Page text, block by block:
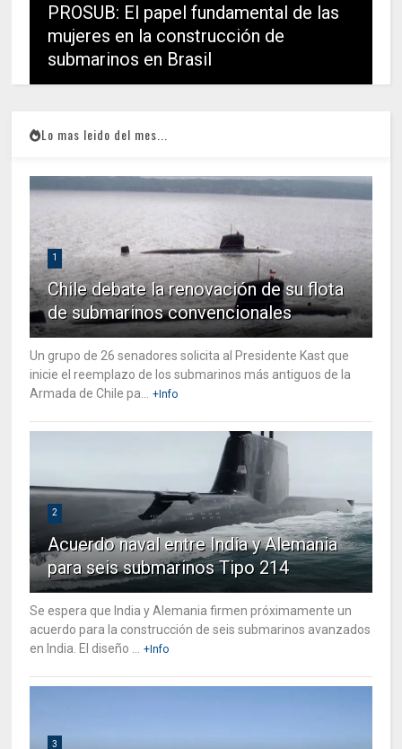
PROSUB: El papel fundamental de las
mujeres en la construcción de
submarinos en Brasil
Lo mas leido del mes...
1
Chile debate la renovación de su flota
de submarinos convencionales
Un grupo de 26 senadores solicita al Presidente Kast que
inicie el reemplazo de los submarinos más antiguos de la
Armada de Chile pa...
+Info
2
Acuerdo naval entre India y Alemania
para seis submarinos Tipo 214
Se espera que India y Alemania firmen próximamente un
acuerdo para la construcción de seis submarinos avanzados
en India. El diseño ...
+Info
3